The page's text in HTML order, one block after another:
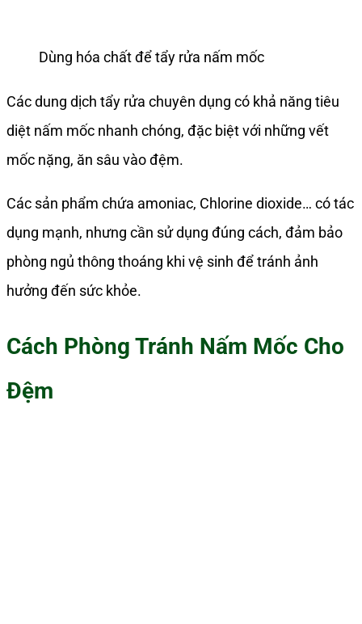
Dùng hóa chất để tẩy rửa nấm mốc
Các dung dịch tẩy rửa chuyên dụng có khả năng tiêu
diệt nấm mốc nhanh chóng, đặc biệt với những vết
mốc nặng, ăn sâu vào đệm.
Các sản phẩm chứa amoniac, Chlorine dioxide… có tác
dụng mạnh, nhưng cần sử dụng đúng cách, đảm bảo
phòng ngủ thông thoáng khi vệ sinh để tránh ảnh
hưởng đến sức khỏe.
Cách Phòng Tránh Nấm Mốc Cho
Đệm